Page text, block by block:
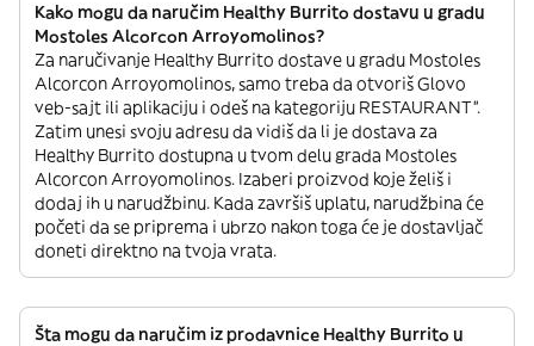
Kako mogu da naručim Healthy Burrito dostavu u gradu
Mostoles Alcorcon Arroyomolinos?
Za naručivanje Healthy Burrito dostave u gradu Mostoles
Alcorcon Arroyomolinos, samo treba da otvoriš Glovo
veb-sajt ili aplikaciju i odeš na kategoriju RESTAURANT”.
Zatim unesi svoju adresu da vidiš da li je dostava za
Healthy Burrito dostupna u tvom delu grada Mostoles
Alcorcon Arroyomolinos. Izaberi proizvod koje želiš i
dodaj ih u narudžbinu. Kada završiš uplatu, narudžbina će
početi da se priprema i ubrzo nakon toga će je dostavljač
doneti direktno na tvoja vrata.
Šta mogu da naručim iz prodavnice Healthy Burrito u